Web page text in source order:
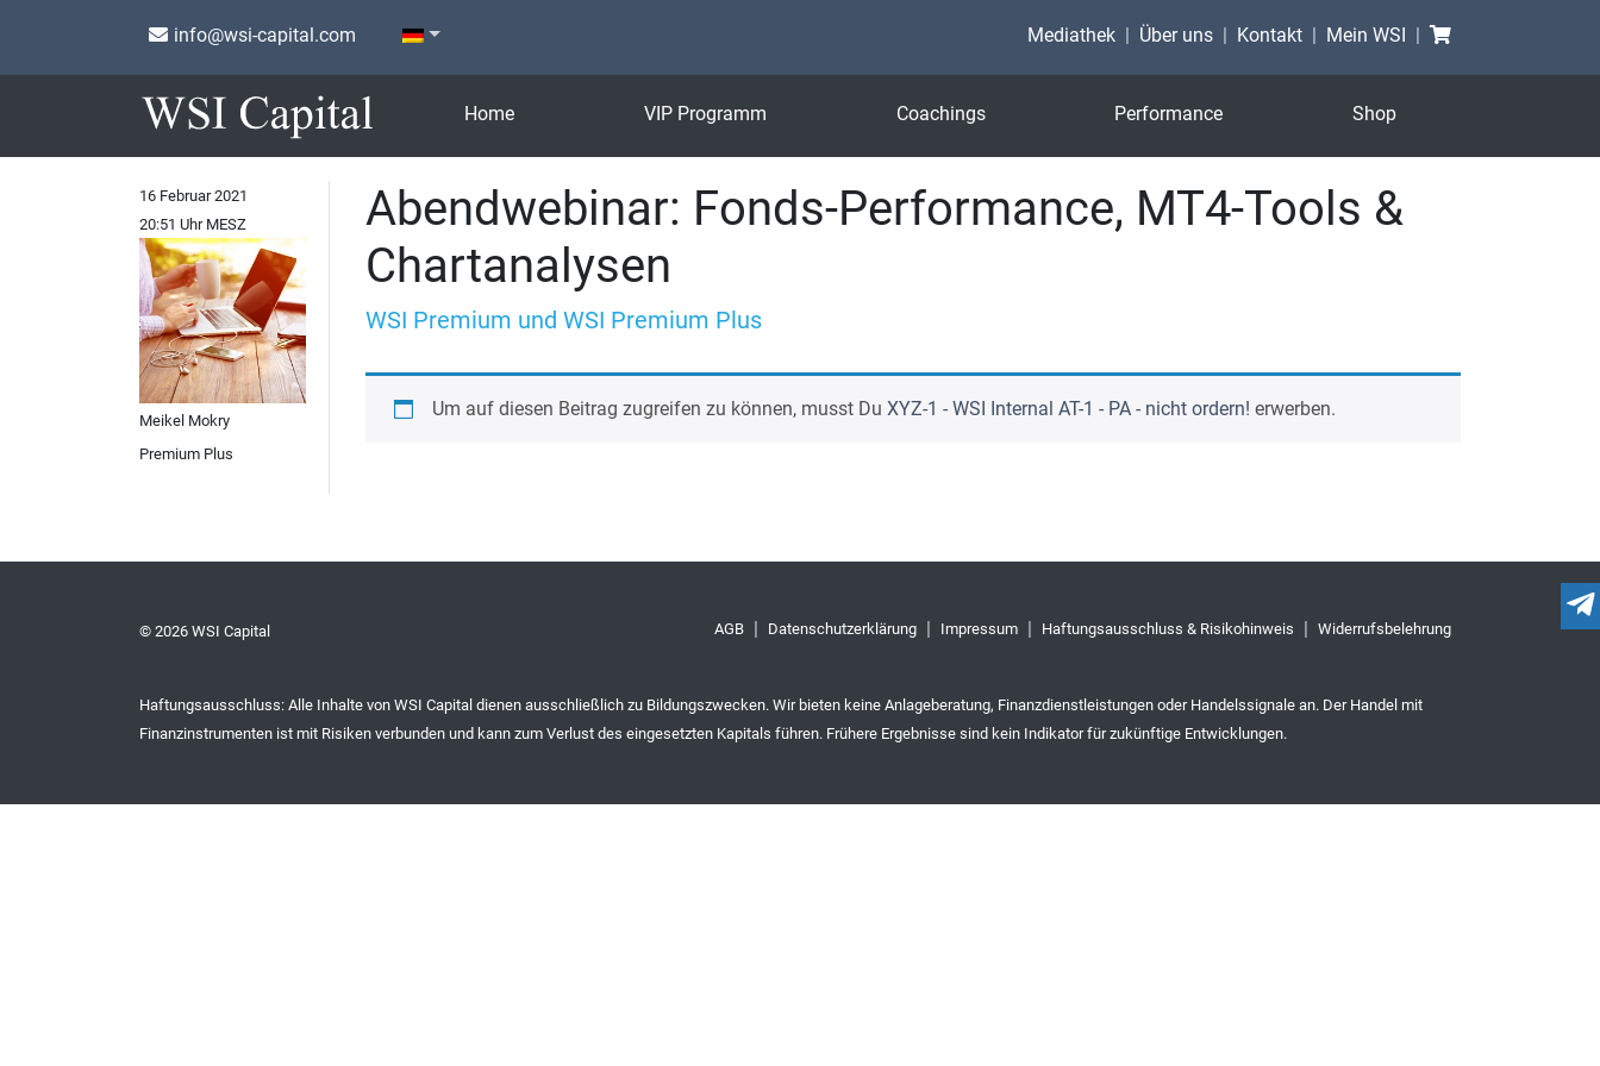
info@wsi-capital.com Mediathek Über uns Kontakt Mein WSI Warenkorb
Home VIP Programm Coachings Performance Shop
Abendwebinar: Fonds-Performance, MT4-Tools &
Chartanalysen
WSI Premium und WSI Premium Plus
Um auf diesen Beitrag zugreifen zu können, musst Du XYZ-1 - WSI Internal AT-1 - PA - nicht ordern! erwerben.
16 Februar 2021
20:51 Uhr MESZ
Meikel Mokry
Premium Plus
© 2026 WSI Capital AGB Datenschutzerklärung Impressum Haftungsausschluss & Risikohinweis Widerrufsbelehrung
Haftungsausschluss: Alle Inhalte von WSI Capital dienen ausschließlich zu Bildungszwecken. Wir bieten keine Anlageberatung, Finanzdienstleistungen oder Handelssignale an. Der Handel mit
Finanzinstrumenten ist mit Risiken verbunden und kann zum Verlust des eingesetzten Kapitals führen. Frühere Ergebnisse sind kein Indikator für zukünftige Entwicklungen.